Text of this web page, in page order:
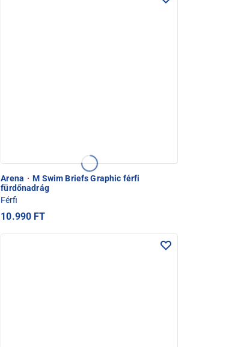
Arena · M Swim Briefs Graphic férfi
fürdőnadrág
Férfi
10.990 FT